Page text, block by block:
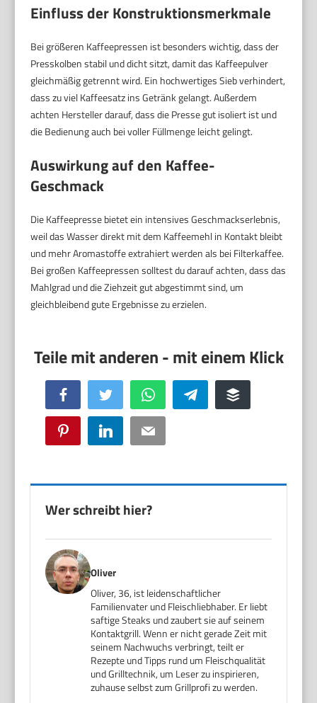
Einfluss der Konstruktionsmerkmale
Bei größeren Kaffeepressen ist besonders wichtig, dass der
Presskolben stabil und dicht sitzt, damit das Kaffeepulver
gleichmäßig getrennt wird. Ein hochwertiges Sieb verhindert,
dass zu viel Kaffeesatz ins Getränk gelangt. Außerdem
achten Hersteller darauf, dass die Presse gut isoliert ist und
die Bedienung auch bei voller Füllmenge leicht gelingt.
Auswirkung auf den Kaffee-
Geschmack
Die Kaffeepresse bietet ein intensives Geschmackserlebnis,
weil das Wasser direkt mit dem Kaffeemehl in Kontakt bleibt
und mehr Aromastoffe extrahiert werden als bei Filterkaffee.
Bei großen Kaffeepressen solltest du darauf achten, dass das
Mahlgrad und die Ziehzeit gut abgestimmt sind, um
gleichbleibend gute Ergebnisse zu erzielen.
Facebook Twitter WhatsApp Telegram Buffer
Pinterest LinkedIn Email
Wer schreibt hier?
Oliver
Oliver, 36, ist leidenschaftlicher
Familienvater und Fleischliebhaber. Er liebt
saftige Steaks und zaubert sie auf seinem
Kontaktgrill. Wenn er nicht gerade Zeit mit
seinem Nachwuchs verbringt, teilt er
Rezepte und Tipps rund um Fleischqualität
und Grilltechnik, um Leser zu inspirieren,
zuhause selbst zum Grillprofi zu werden.